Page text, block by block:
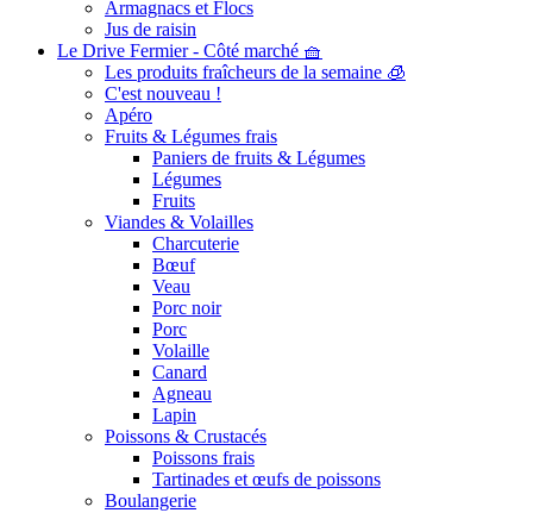
Armagnacs et Flocs
Jus de raisin
Le Drive Fermier - Côté marché 🧺
Les produits fraîcheurs de la semaine 🧊
C'est nouveau !
Apéro
Fruits & Légumes frais
Paniers de fruits & Légumes
Légumes
Fruits
Viandes & Volailles
Charcuterie
Bœuf
Veau
Porc noir
Porc
Volaille
Canard
Agneau
Lapin
Poissons & Crustacés
Poissons frais
Tartinades et œufs de poissons
Boulangerie